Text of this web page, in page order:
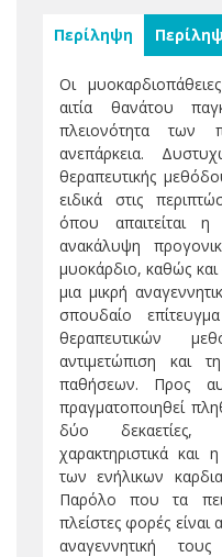
Περίληψη
Οι
αιτία θανάτου
πλειονότητα των
ανεπάρκεια.
θεραπευτικής
ειδικά στις
όπου απαιτείται
ανακάλυψη
μυοκάρδιο, καθώς και
μια μικρή
σπουδαίο
θεραπευτικών
αντιμετώπιση και
παθήσεων. Προς
πραγματοποιηθεί
δύο δεκαετίες,
χαρακτηριστικά και
των ενήλικων
Παρόλο που τα
πλείστες φορές είναι
αναγεννητική